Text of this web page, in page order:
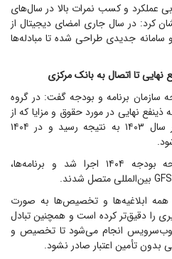
عملکرد و کسب نمرات بالا در سال‌های
کرد: در سال جاری امضای دیجیتال از
سامانه جدیدی طراحی شده تا مبادله‌ها
نهایی تا اتصال به بانک مرکزی
سازمان برنامه و بودجه گفت: در گروه
نهایی در مورد حقوق و مزایا که از
چند سال پیش آغاز شده بود، در سال ۱۴۰۳ به نتیجه رسید و در ۱۴۰۴
وی افزود: برنامه‌محوری در لایحه بودجه ۱۴۰۴ اجرا شد و برنامه‌ها،
گفته محبوب، از ابتدای ۱۴۰۴، همه ابلاغیه‌ها و تخصیص‌ها به صورت
را دقیق‌تر کرده است و همچنین تبادل
وب‌سرویس انجام می‌شود تا تخصیص و
تأمین اعتبار صادر نشود.